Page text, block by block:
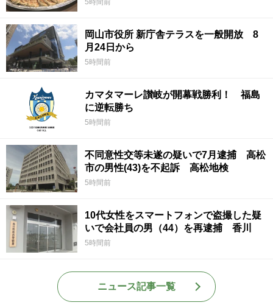
岡山市役所 新庁舎テラスを一般開放 8
月24日から
5時間前
カマタマーレ讃岐が開幕戦勝利！ 福島
に逆転勝ち
5時間前
不同意性交等未遂の疑いで7月逮捕 高松
市の男性(43)を不起訴 高松地検
5時間前
10代女性をスマートフォンで盗撮した疑
いで会社員の男（44）を再逮捕 香川
5時間前
ニュース記事一覧